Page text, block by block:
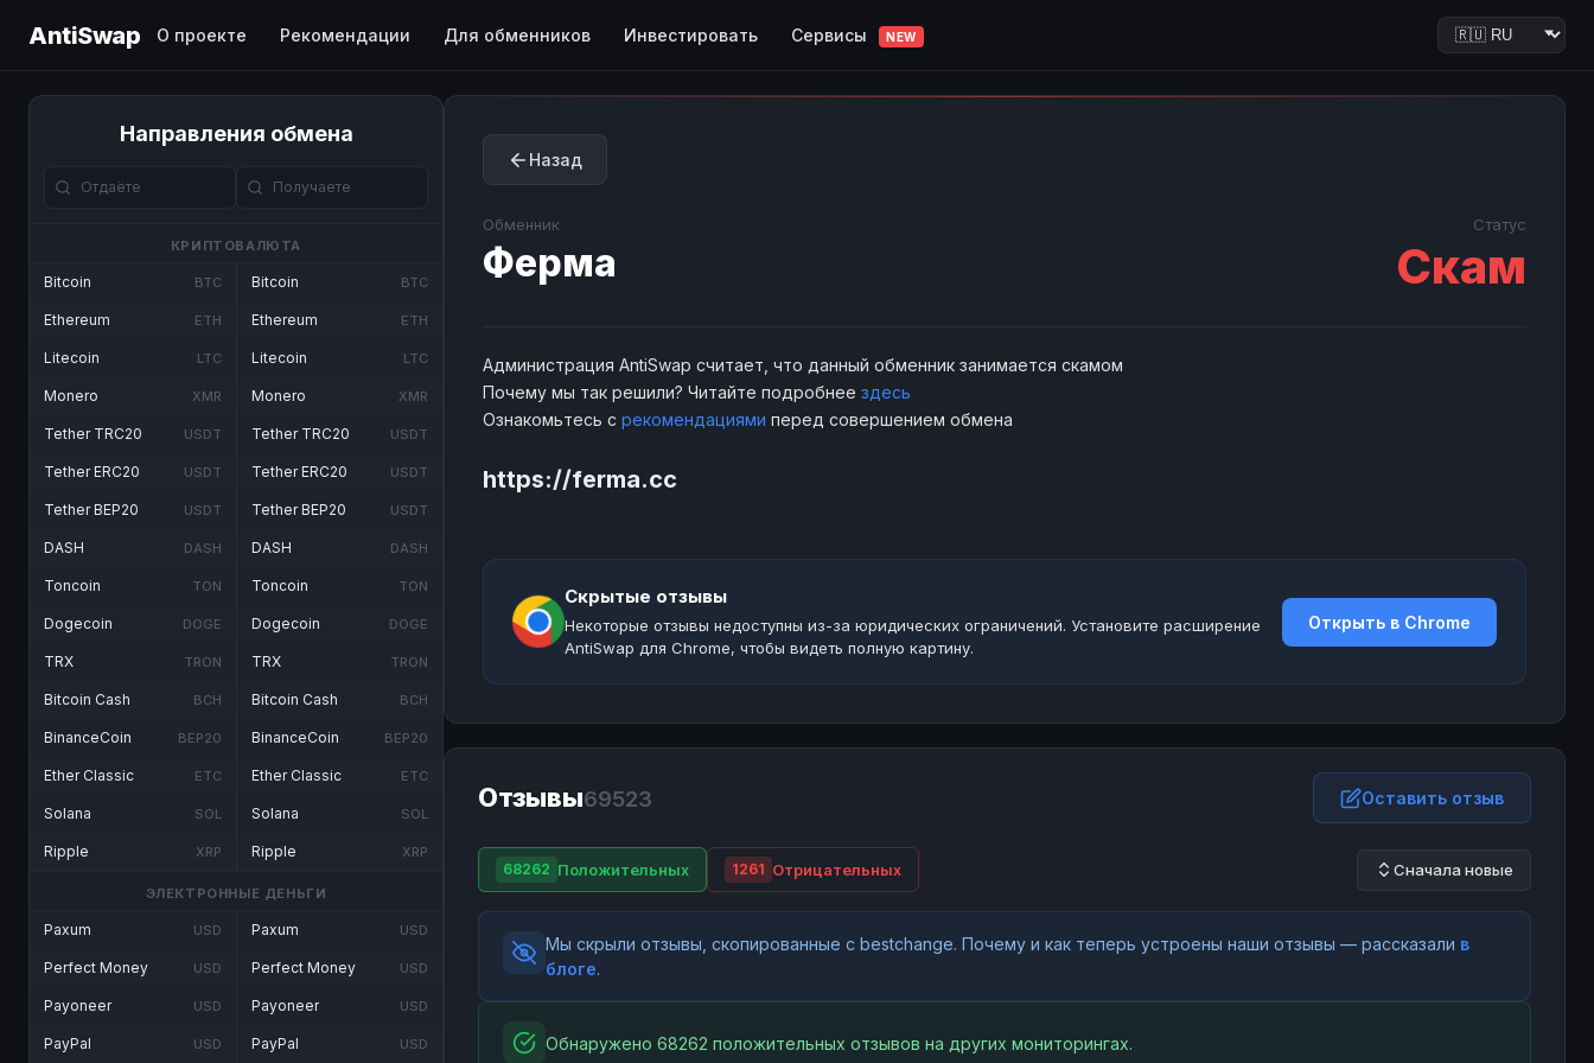
AntiSwap О проекте Рекомендации Для обменников Инвестировать Сервисы NEW
Направления обмена
КРИПТОВАЛЮТА
Bitcoin BTC
Ethereum ETH
Litecoin LTC
Monero XMR
Tether TRC20 USDT
Tether ERC20 USDT
Tether BEP20 USDT
DASH DASH
Toncoin TON
Dogecoin DOGE
TRX TRON
Bitcoin Cash BCH
BinanceCoin BEP20
Ether Classic ETC
Solana SOL
Ripple XRP
Bitcoin BTC
Ethereum ETH
Litecoin LTC
Monero XMR
Tether TRC20 USDT
Tether ERC20 USDT
Tether BEP20 USDT
DASH DASH
Toncoin TON
Dogecoin DOGE
TRX TRON
Bitcoin Cash BCH
BinanceCoin BEP20
Ether Classic ETC
Solana SOL
Ripple XRP
ЭЛЕКТРОННЫЕ ДЕНЬГИ
Paxum USD
Perfect Money USD
Payoneer USD
PayPal USD
Paxum USD
Perfect Money USD
Payoneer USD
PayPal USD
Назад
Обменник
Ферма
Статус
Скам
Администрация AntiSwap считает, что данный обменник занимается скамом
Почему мы так решили? Читайте подробнее здесь
Ознакомьтесь с рекомендациями перед совершением обмена
https://ferma.cc
Скрытые отзывы
Некоторые отзывы недоступны из-за юридических ограничений. Установите расширение
AntiSwap для Chrome, чтобы видеть полную картину.
Открыть в Chrome
Отзывы69523 Оставить отзыв
68262 Положительных 1261 Отрицательных Сначала новые
Мы скрыли отзывы, скопированные с bestchange. Почему и как теперь устроены наши отзывы — рассказали в
блоге.
Обнаружено 68262 положительных отзывов на других мониторингах.